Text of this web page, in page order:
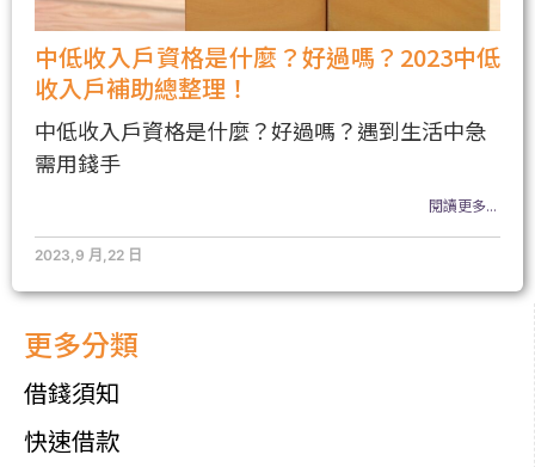
更多分類
借錢須知
快速借款
中低收入戶資格是什麼？好過嗎？2023中低
收入戶補助總整理！
中低收入戶資格是什麼？好過嗎？遇到生活中急
需用錢手
閱讀更多...
2023,9 月,22 日